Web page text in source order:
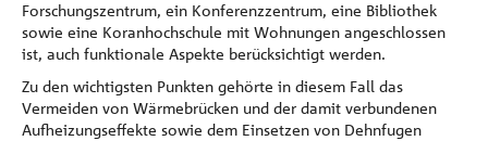
Forschungszentrum, ein Konferenzzentrum, eine Bibliothek
sowie eine Koranhochschule mit Wohnungen angeschlossen
ist, auch funktionale Aspekte berücksichtigt werden.
Zu den wichtigsten Punkten gehörte in diesem Fall das
Vermeiden von Wärmebrücken und der damit verbundenen
Aufheizungseffekte sowie dem Einsetzen von Dehnfugen